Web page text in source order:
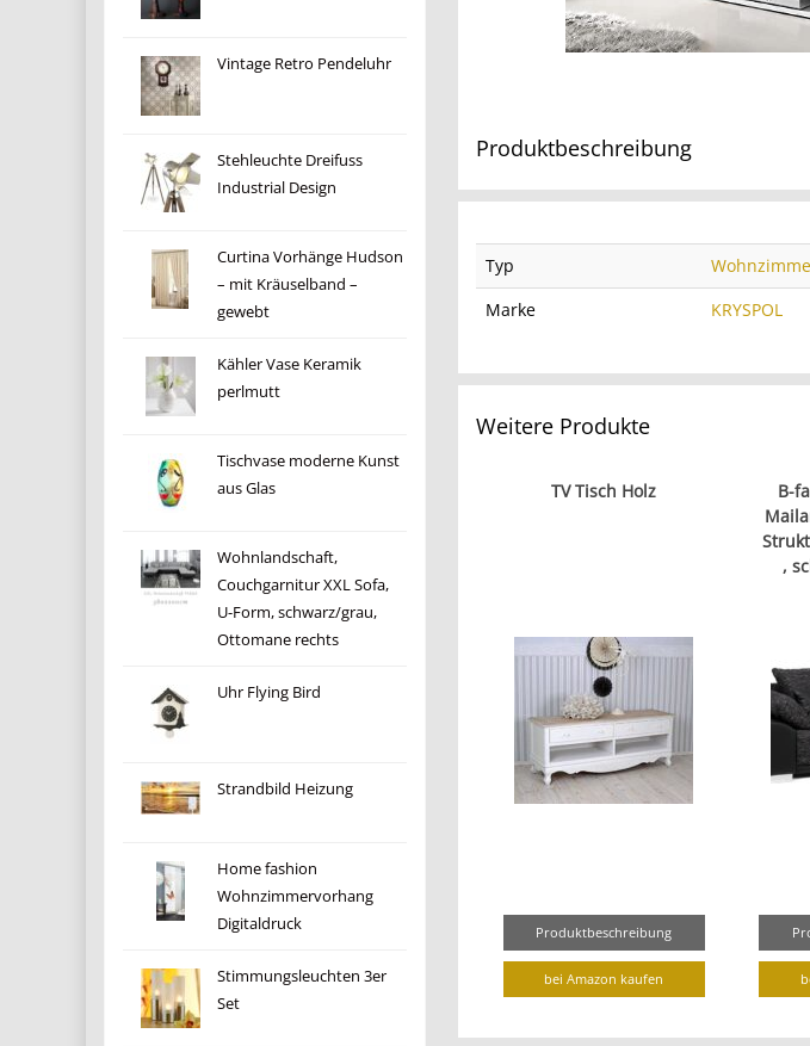
Vintage Retro Pendeluhr
Stehleuchte Dreifuss
Industrial Design
Curtina Vorhänge Hudson
– mit Kräuselband –
gewebt
Kähler Vase Keramik
perlmutt
Tischvase moderne Kunst
aus Glas
Wohnlandschaft,
Couchgarnitur XXL Sofa,
U-Form, schwarz/grau,
Ottomane rechts
Uhr Flying Bird
Strandbild Heizung
Home fashion
Wohnzimmervorhang
Digitaldruck
Stimmungsleuchten 3er
Set
Produktbeschreibung
Typ
Marke
KRYSPOL
Weitere Produkte
TV Tisch Holz
Produktbeschreibung
bei Amazon kaufen
B-
,